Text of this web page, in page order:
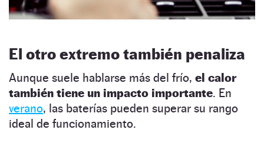
El otro extremo también penaliza
Aunque suele hablarse más del frío, el calor
también tiene un impacto importante. En
verano, las baterías pueden superar su rango
ideal de funcionamiento.